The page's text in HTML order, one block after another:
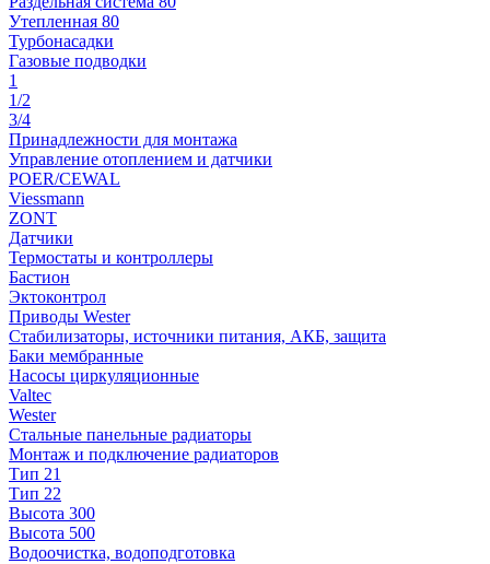
Утепленная 80
Турбонасадки
Газовые подводки
1
1/2
3/4
Принадлежности для монтажа
Управление отоплением и датчики
POER/CEWAL
Viessmann
ZONT
Датчики
Термостаты и контроллеры
Бастион
Эктоконтрол
Приводы Wester
Стабилизаторы, источники питания, АКБ, защита
Баки мембранные
Насосы циркуляционные
Valtec
Wester
Стальные панельные радиаторы
Монтаж и подключение радиаторов
Тип 21
Тип 22
Высота 300
Высота 500
Водоочистка, водоподготовка